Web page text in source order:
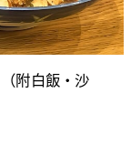
（附白飯・沙